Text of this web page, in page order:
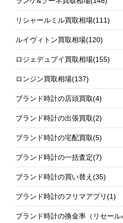
リシャールミル買取相場(111)
ルイヴィトン買取相場(120)
ロジェデュブイ買取相場(155)
ロンジン買取相場(137)
ブランド時計の店頭買取(4)
ブランド時計の出張買取(2)
ブランド時計の宅配買取(5)
ブランド時計の一括査定(7)
ブランド時計の買い替え(35)
ブランド時計のフリマアプリ(1)
ブランド時計の換金率（リセー